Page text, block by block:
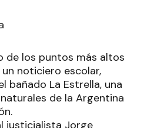
de los puntos más altos
noticiero escolar,
bañado La Estrella, una
de la Argentina
justicialista Jorge